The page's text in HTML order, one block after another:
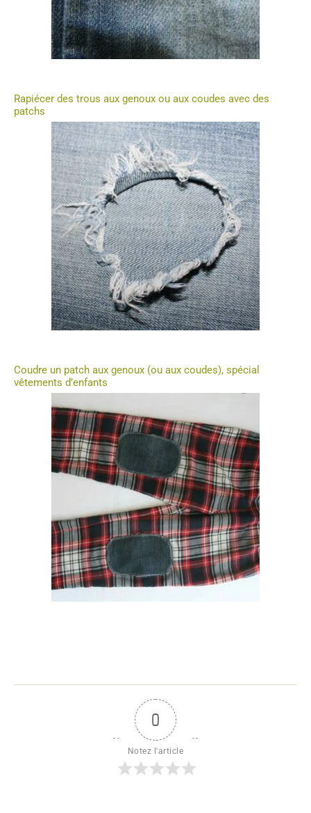
Rapiécer des trous aux genoux ou aux coudes avec des
patchs
Coudre un patch aux genoux (ou aux coudes), spécial
vêtements d’enfants
0
Notez l'article